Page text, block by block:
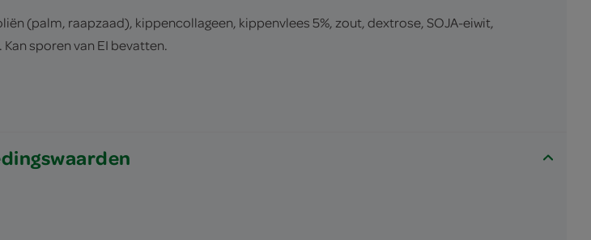
(palm, raapzaad), kippencollageen, kippenvlees 5%, zout, dextrose, SOJA-eiwit,
sporen van EI bevatten.